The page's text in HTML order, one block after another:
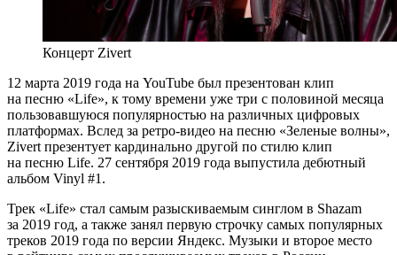
Концерт Zivert
12 марта 2019 года на YouTube был презентован клип
на песню «Life», к тому времени уже три с половиной месяца
пользовавшуюся популярностью на различных цифровых
платформах. Вслед за ретро-видео на песню «Зеленые волны»,
Zivert презентует кардинально другой по стилю клип
на песню Life. 27 сентября 2019 года выпустила дебютный
альбом Vinyl #1.
Трек «Life» стал самым разыскиваемым синглом в Shazam
за 2019 год, а также занял первую строчку самых популярных
треков 2019 года по версии Яндекс. Музыки и второе место